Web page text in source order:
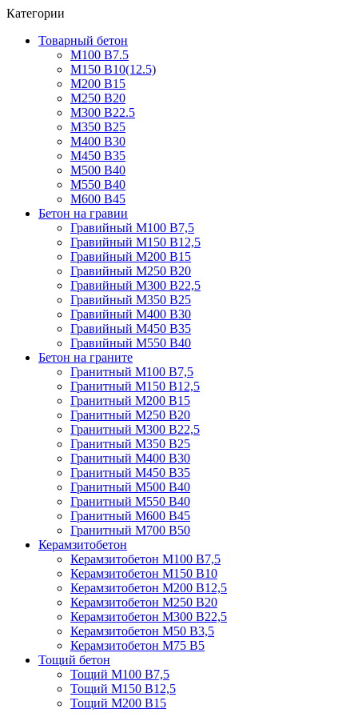
Категории
Товарный бетон
М100 В7.5
М150 В10(12.5)
М200 В15
М250 В20
М300 В22.5
М350 В25
М400 В30
М450 В35
М500 В40
М550 В40
М600 В45
Бетон на гравии
Гравийный М100 В7,5
Гравийный М150 В12,5
Гравийный М200 В15
Гравийный М250 В20
Гравийный М300 В22,5
Гравийный М350 В25
Гравийный М400 В30
Гравийный М450 В35
Гравийный М550 В40
Бетон на граните
Гранитный М100 В7,5
Гранитный М150 В12,5
Гранитный М200 В15
Гранитный М250 В20
Гранитный М300 В22,5
Гранитный М350 В25
Гранитный М400 В30
Гранитный М450 В35
Гранитный М500 В40
Гранитный М550 В40
Гранитный М600 В45
Гранитный М700 В50
Керамзитобетон
Керамзитобетон М100 В7,5
Керамзитобетон М150 В10
Керамзитобетон М200 В12,5
Керамзитобетон М250 В20
Керамзитобетон М300 В22,5
Керамзитобетон М50 В3,5
Керамзитобетон М75 В5
Тощий бетон
Тощий М100 В7,5
Тощий М150 В12,5
Тощий М200 В15